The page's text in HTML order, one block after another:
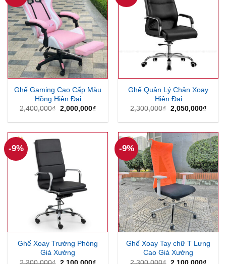
Ghế Gaming Cao Cấp Màu
Hồng Hiện Đại
2,400,000₫ Giá
là:
2,000,000₫Giá
tại
2,000,000₫.
Ghế Quản Lý Chân Xoay
Hiện Đại
2,300,000₫ Giá
là:
2,050,000₫Giá
tại
-9%
Ghế Xoay Trưởng Phòng
Giá Xưởng
2,300,000₫ Giá
2,100,000₫Giá
-9%
Ghế Xoay Tay chữ T Lưng
Cao Giá Xưởng
2,300,000₫ Giá
2,100,000₫Giá